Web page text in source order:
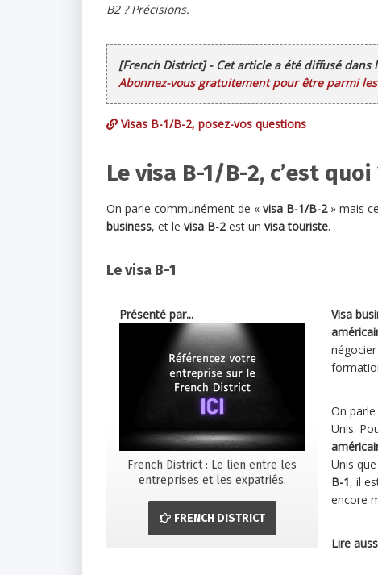
B2 ? Précisions.
[French District] - Cet article a été diffusé
Abonnez-vous gratuitement pour être parmi
Visas B-1/B-2, posez-vos questions
Le visa B-1/B-2, c’est quoi
On parle communément de « visa B-1/B-2» mais
business, et le visa B-2est un visa touriste.
Le visa B-1
Présenté par...
French District : Le lien entre les
entreprises et les expatriés.
FRENCH DISTRICT
Visa
On
Unis.
Unis
B-1, il
encore
Lire